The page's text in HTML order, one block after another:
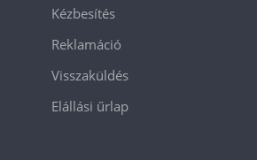
Kézbesítés
Reklamáció
Visszaküldés
Elállási űrlap